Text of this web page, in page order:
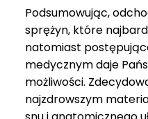
Podsumowując,
sprężyn, które
natomiast
medycznym daje
możliwości.
najzdrowszym